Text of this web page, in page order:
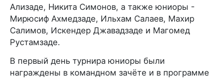
Ализаде, Никита Симонов, а также юниоры -
Мирюсиф Ахмедзаде, Ильхам Салаев, Махир
Салимов, Искендер Джавадзаде и Магомед
Рустамзаде.
В первый день турнира юниоры были
награждены в командном зачёте и в программе